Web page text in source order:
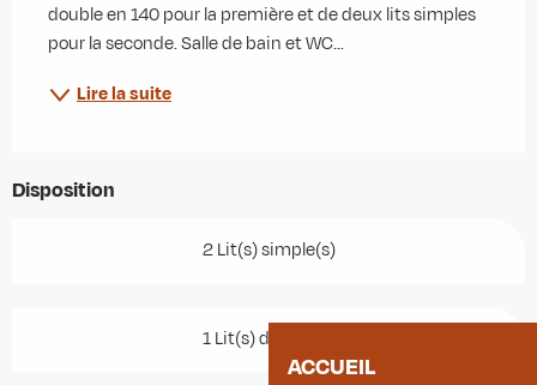
ACCUEIL
double en 140 pour la première et de deux lits simples
pour la seconde. Salle de bain et WC...
Lire la suite
Disposition
2 Lit(s) simple(s)
1 Lit(s) double(s)